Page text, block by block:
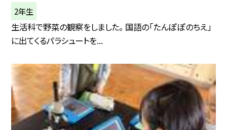
2年生
生活科で野菜の観察をしました。 国語の「たんぽぽのちえ」
に出てくるパラシュートを...